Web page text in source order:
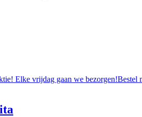
Elke vrijdag gaan we